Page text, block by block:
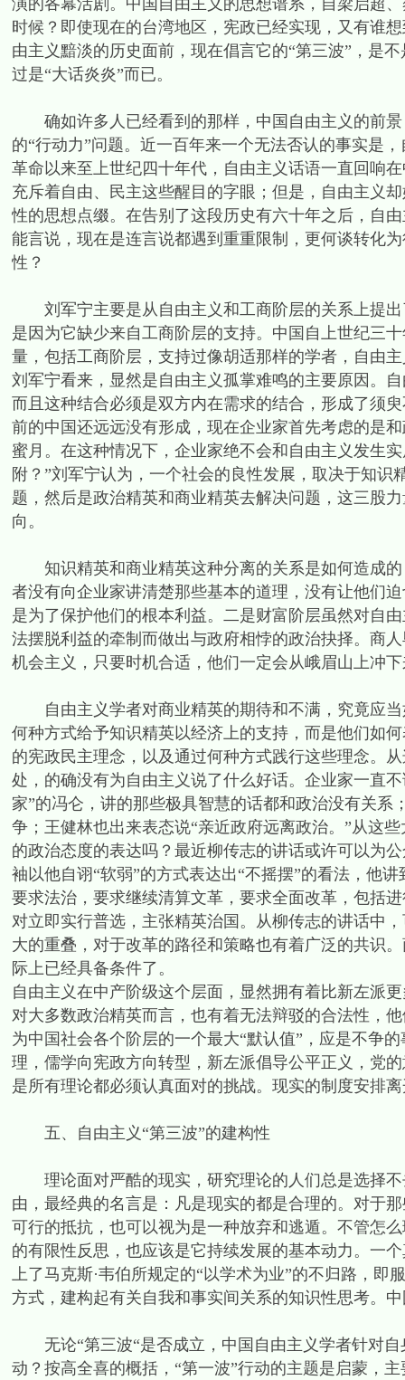
演的各幕活剧。中国自由主义的思想谱系，自梁启超
时候？即使现在的台湾地区，宪政已经实现，又有谁
由主义黯淡的历史面前，现在倡言它的“第三波”，是
过是“大话炎炎”而已。
确如许多人已经看到的那样，中国自由主义的前景
的“行动力”问题。近一百年来一个无法否认的事实是
革命以来至上世纪四十年代，自由主义话语一直回响
充斥着自由、民主这些醒目的字眼；但是，自由主义
性的思想点缀。在告别了这段历史有六十年之后，自
能言说，现在是连言说都遇到重重限制，更何谈转化
性？
刘军宁主要是从自由主义和工商阶层的关系上提出
是因为它缺少来自工商阶层的支持。中国自上世纪三
量，包括工商阶层，支持过像胡适那样的学者，自由
刘军宁看来，显然是自由主义孤掌难鸣的主要原因。
而且这种结合必须是双方内在需求的结合，形成了须
前的中国还远远没有形成，现在企业家首先考虑的是
蜜月。在这种情况下，企业家绝不会和自由主义发生
附？”刘军宁认为，一个社会的良性发展，取决于知
题，然后是政治精英和商业精英去解决问题，这三股
向。
知识精英和商业精英这种分离的关系是如何造成的
者没有向企业家讲清楚那些基本的道理，没有让他们
是为了保护他们的根本利益。二是财富阶层虽然对自
法摆脱利益的牵制而做出与政府相悖的政治抉择。商
机会主义，只要时机合适，他们一定会从峨眉山上冲
自由主义学者对商业精英的期待和不满，究竟应当
何种方式给予知识精英以经济上的支持，而是他们如
的宪政民主理念，以及通过何种方式践行这些理念。
处，的确没有为自由主义说了什么好话。企业家一直
家”的冯仑，讲的那些极具智慧的话都和政治没有关
争；王健林也出来表态说“亲近政府远离政治。”从这
的政治态度的表达吗？最近柳传志的讲话或许可以为
袖以他自诩“软弱”的方式表达出“不摇摆”的看法，他
要求法治，要求继续清算文革，要求全面改革，包括
对立即实行普选，主张精英治国。从柳传志的讲话中
大的重叠，对于改革的路径和策略也有着广泛的共识
际上已经具备条件了。
自由主义在中产阶级这个层面，显然拥有着比新左派
对大多数政治精英而言，也有着无法辩驳的合法性，
为中国社会各个阶层的一个最大“默认值”，应是不争
理，儒学向宪政方向转型，新左派倡导公平正义，党
是所有理论都必须认真面对的挑战。现实的制度安排
五、自由主义“第三波”的建构性
理论面对严酷的现实，研究理论的人们总是选择不
由，最经典的名言是：凡是现实的都是合理的。对于
可行的抵抗，也可以视为是一种放弃和逃遁。不管怎
的有限性反思，也应该是它持续发展的基本动力。一
上了马克斯·韦伯所规定的“以学术为业”的不归路，即
方式，建构起有关自我和事实间关系的知识性思考。
无论“第三波“是否成立，中国自由主义学者针对自
动？按高全喜的概括，“第一波”行动的主题是启蒙，